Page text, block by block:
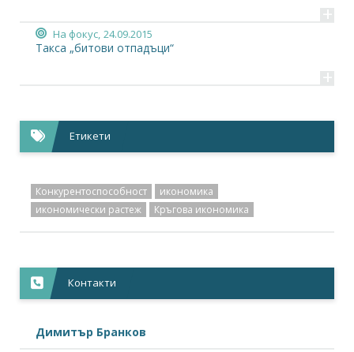
+
На фокус, 24.09.2015
Такса „битови отпадъци“
+
Етикети
Конкурентоспособност
икономика
икономически растеж
Кръгова икономика
Контакти
Димитър Бранков